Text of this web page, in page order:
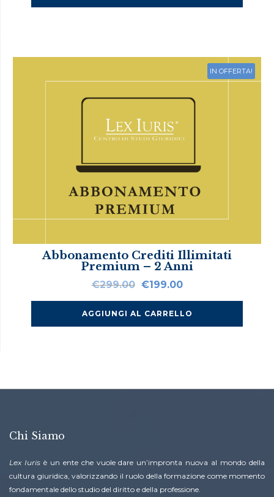
IN OFFERTA!
Abbonamento Crediti Illimitati
Premium – 2 Anni
€299.00 Il
originale
era:
€199.00Il
attuale
è:
AGGIUNGI AL CARRELLO
Chi Siamo
Lex Iurisè un ente che vuole dare un’impronta nuova al mondo della
cultura giuridica, valorizzando il ruolo della formazione come momento
fondamentale dello studio del diritto e della professione.